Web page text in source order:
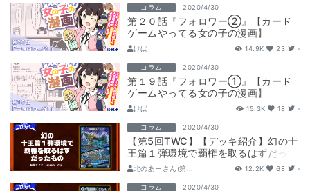
コラム 2020/4/30
第２０話『フォロワー②』【カード
ゲームやってる女の子の漫画】
けぱ 14.9K 23 -
コラム 2020/4/30
第１９話『フォロワー①』【カード
ゲームやってる女の子の漫画】
けぱ 15.3K 18 -
コラム 2020/4/30
【第5回TWC】【デッキ紹介】幻の十
王篇１弾環境で覇権を取るはずだった
もの
北のあーさん(第... 12.2K 68 -
コラム 2020/4/30